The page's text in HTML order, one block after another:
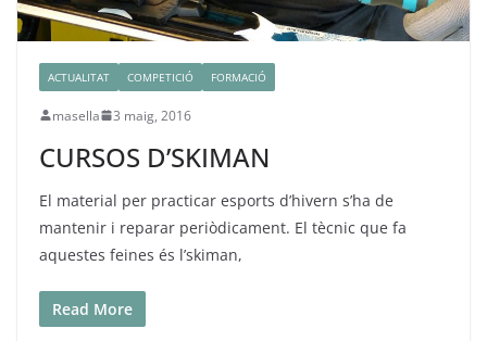
ACTUALITAT COMPETICIÓ FORMACIÓ
masella 3 maig, 2016
CURSOS D’SKIMAN
El material per practicar esports d’hivern s’ha de
mantenir i reparar periòdicament. El tècnic que fa
aquestes feines és l’skiman,
Read More